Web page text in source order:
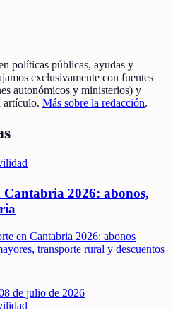
políticas públicas, ayudas y
exclusivamente con fuentes
autonómicos y ministerios) y
artículo. Más sobre la redacción.
2026: abonos,
en Cantabria 2026: abonos
transporte rural y descuentos
de julio de 2026